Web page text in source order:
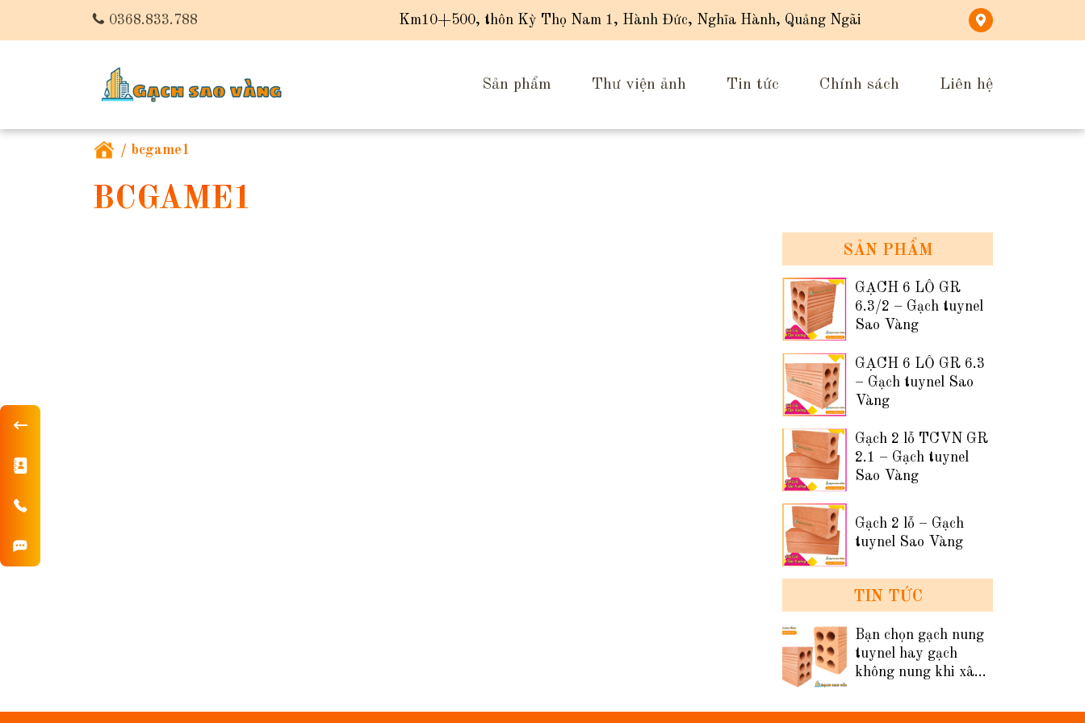
0368.833.788 Km10+500, thôn Kỳ Thọ Nam 1, Hành Đức, Nghĩa Hành, Quảng Ngãi
Sản phẩm Thư viện ảnh Tin tức Chính sách Liên hệ
/ bcgame1
BCGAME1
SẢN PHẨM
GẠCH 6 LỖ GR
6.3/2 – Gạch tuynel
Sao Vàng
GẠCH 6 LỖ GR 6.3
– Gạch tuynel Sao
Vàng
Gạch 2 lỗ TCVN GR
2.1 – Gạch tuynel
Sao Vàng
Gạch 2 lỗ – Gạch
tuynel Sao Vàng
TIN TỨC
Bạn chọn gạch nung
tuynel hay gạch
không nung khi xây